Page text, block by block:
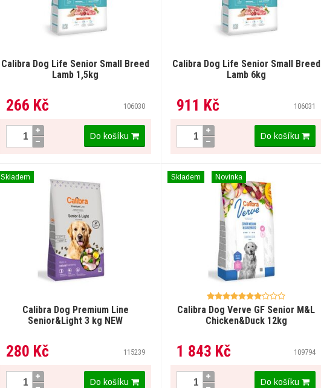
Calibra Dog Life Senior Small Breed
Lamb 1,5kg
266 Kč 106030
Do košíku
Calibra Dog Life Senior Small Breed
Lamb 6kg
911 Kč 106031
Do košíku
Calibra Dog Premium Line
Senior&Light 3 kg NEW
280 Kč 115239
Skladem
Do košíku
Calibra Dog Verve GF Senior M&L
Chicken&Duck 12kg
1 843 Kč 109794
Skladem Novinka
Do košíku